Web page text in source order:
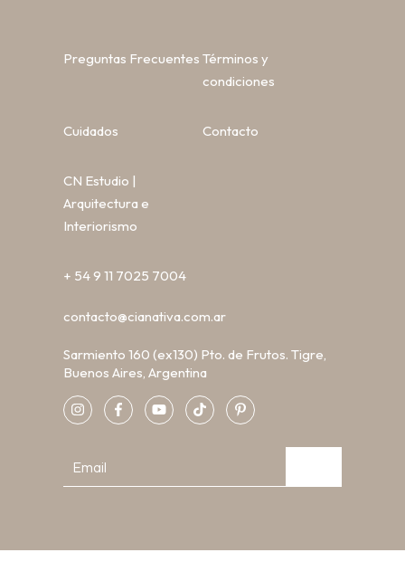
Preguntas Frecuentes Términos y
condiciones
Cuidados Contacto
CN Estudio |
Arquitectura e
Interiorismo
+ 54 9 11 7025 7004
contacto@cianativa.com.ar
Sarmiento 160 (ex130) Pto. de Frutos. Tigre,
Buenos Aires, Argentina